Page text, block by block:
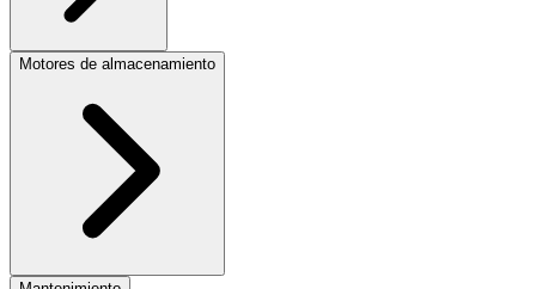
Motores de almacenamiento